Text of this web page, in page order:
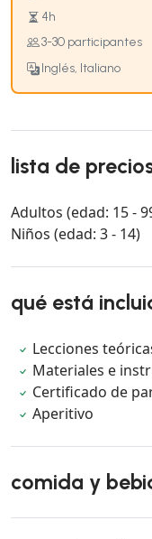
4h
3-30 participantes
Inglés, Italiano
lista de
Adultos (edad: 15 -
Niños (edad: 3 - 14)
qué está
Lecciones
Materiales e
Certificado de
Aperitivo
comida y